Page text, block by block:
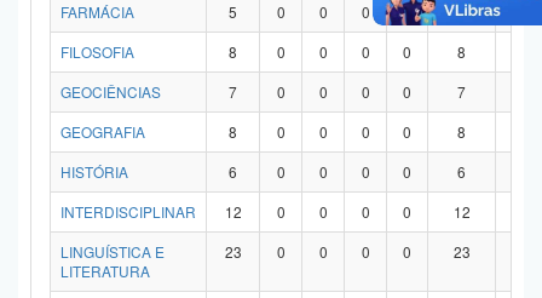
FARMÁCIA
5 0 0 0 0 5
FILOSOFIA
8 0 0 0 0 8
GEOCIÊNCIAS
7 0 0 0 0 7
GEOGRAFIA
8 0 0 0 0 8
HISTÓRIA
6 0 0 0 0 6
INTERDISCIPLINAR
12 0 0 0 0 12
LINGUÍSTICA E
LITERATURA
23 0 0 0 0 23